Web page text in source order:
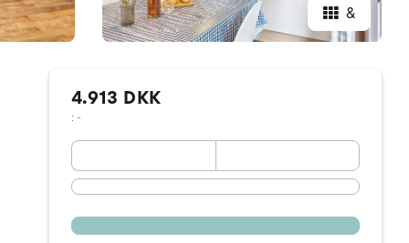
&
4.913 DKK
: -